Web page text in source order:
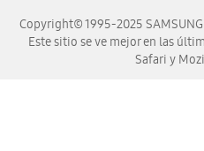
Copyright© 1995-2025
Este sitio se ve mejor en las
Safari y